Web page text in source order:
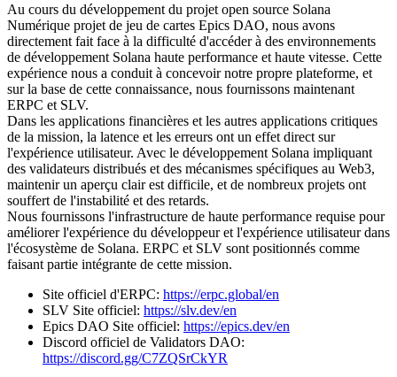
Au cours du développement du projet open source Solana
Numérique projet de jeu de cartes Epics DAO, nous avons
directement fait face à la difficulté d'accéder à des environnements
de développement Solana haute performance et haute vitesse. Cette
expérience nous a conduit à concevoir notre propre plateforme, et
sur la base de cette connaissance, nous fournissons maintenant
ERPC et SLV.
Dans les applications financières et les autres applications critiques
de la mission, la latence et les erreurs ont un effet direct sur
l'expérience utilisateur. Avec le développement Solana impliquant
des validateurs distribués et des mécanismes spécifiques au Web3,
maintenir un aperçu clair est difficile, et de nombreux projets ont
souffert de l'instabilité et des retards.
Nous fournissons l'infrastructure de haute performance requise pour
améliorer l'expérience du développeur et l'expérience utilisateur dans
l'écosystème de Solana. ERPC et SLV sont positionnés comme
faisant partie intégrante de cette mission.
Site officiel d'ERPC: https://erpc.global/en
SLV Site officiel: https://slv.dev/en
Epics DAO Site officiel: https://epics.dev/en
Discord officiel de Validators DAO:
https://discord.gg/C7ZQSrCkYR